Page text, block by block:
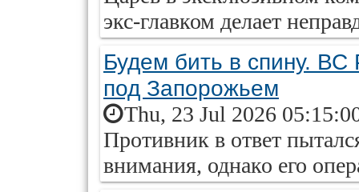
экс-главком делает
Будем бить в спину.
под Запорожьем
Thu, 23 Jul 2026
Противник в ответ
внимания, однако его